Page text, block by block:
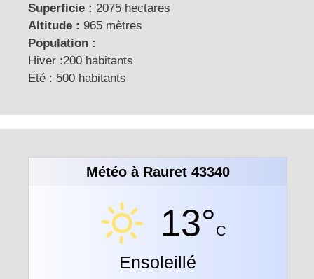
Superficie : 2075 hectares
Altitude : 965 mètres
Population :
Hiver :200 habitants
Eté : 500 habitants
Météo à Rauret 43340
13°C
Ensoleillé